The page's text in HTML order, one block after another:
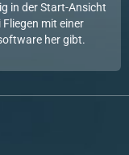
in der Start-Ansicht
mit einer
her gibt.